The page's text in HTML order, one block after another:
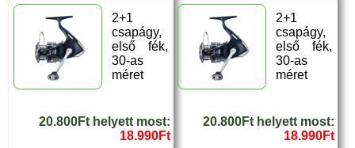
2+1
csapágy,
első fék,
30-as
méret
20.800Ft helyett most:
18.990Ft
2+1
csapágy,
első fék,
30-as
méret
20.800Ft helyett most:
18.990Ft